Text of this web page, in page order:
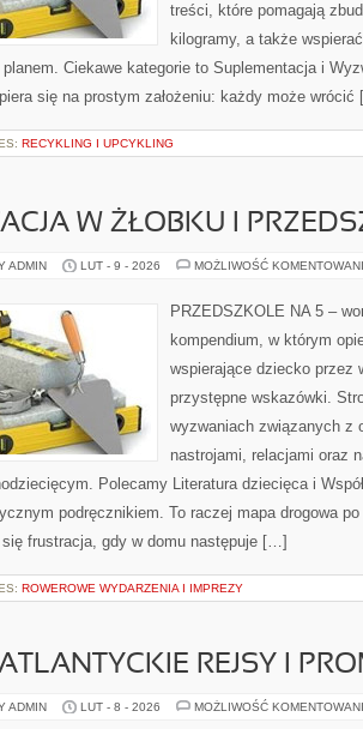
treści, które pomagają
kilogramy, a także
Ciekawe kategorie to Suplementacja i
się na prostym założeniu: każdy może
RECYKLING I UPCYKLING
W ŻŁOBKU I
ADMIN LUT - 9 - 2026 MOŻLIWOŚĆ
PRZEDSZKOLE NA 5 –
kompendium, w którym
wspierające dziecko przez
przystępne wskazówki.
wyzwaniach związanych z
nastrojami, relacjami oraz
Polecamy Literatura dziecięca i
podręcznikiem. To raczej mapa drogowa
się frustracja, gdy w domu następuje […]
ROWEROWE WYDARZENIA I IMPREZY
REJSY I
ADMIN LUT - 8 - 2026 MOŻLIWOŚĆ